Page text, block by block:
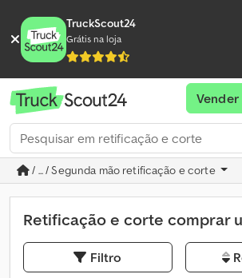
TruckScout24
Grátis na loja
Vender
/ ... / Segunda mão retificação e corte
Retificação e corte comprar
Filtro